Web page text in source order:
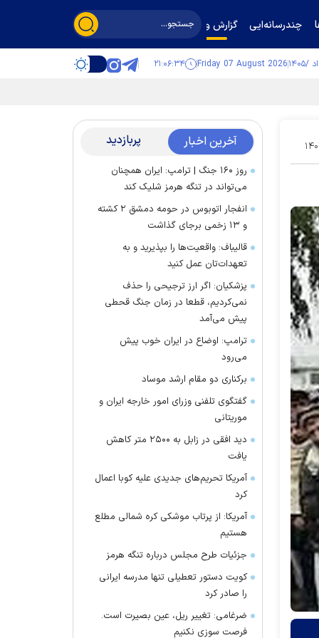
چندرسانه‌ایی گزارش و گفت‌وگو
Friday 07 August 2026 ۲۱:۰۶:۳۵
۱۰ آخرین اخبار پربازدید
روز ۱۶۰ جنگ | ترامپ: ایران همچنان
می‌تواند در تنگه هرمز شلیک کند
انفجار اتوبوس در حومه دمشق ۲ کشته
و ۱۳ زخمی برجای گذاشت
قالیباف: واقعیت‌ها را بپذیرید و به
تعهدات‌تان عمل کنید
پزشکیان: اگر ارز ترجیحی را حذف
نمی‌کردیم، قطعا در زمان جنگ قحطی
پیش می‌آمد
ترامپ: اوضاع در ایران خوب پیش
می‌رود
برکناری دو مقام ارشد موساد
گفتگوی تلفنی وزرای امور خارجه ایران و
موریتانی
دید افقی در زابل به ۲۵۰۰ متر کاهش
یافت
آمریکا تحریم‌های جدیدی علیه کوبا اعمال
کرد
آمریکا: از پرتاب موشکی کره شمالی مطلع
هستیم
جزئیات طرح مجلس درباره تنگه هرمز
کویت دستور تعطیلی تنها مدرسه ایرانی
را صادر کرد
ضرغامی: تغییر ریل، عین بصیرت است.
فرصت سوزی نکنیم